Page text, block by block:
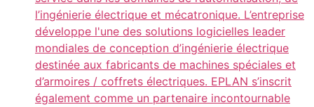
l’ingénierie électrique et mécatronique. L’entreprise
développe l'une des solutions logicielles leader
mondiales de conception d’ingénierie électrique
destinée aux fabricants de machines spéciales et
d’armoires / coffrets électriques. EPLAN s’inscrit
également comme un partenaire incontournable